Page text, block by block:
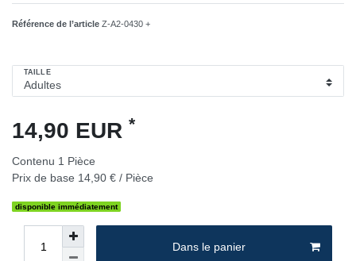
Référence de l’article Z-A2-0430 +
TAILLE
14,90 EUR *
Contenu 1 Pièce
Prix de base 14,90 € / Pièce
disponible immédiatement
Dans le panier